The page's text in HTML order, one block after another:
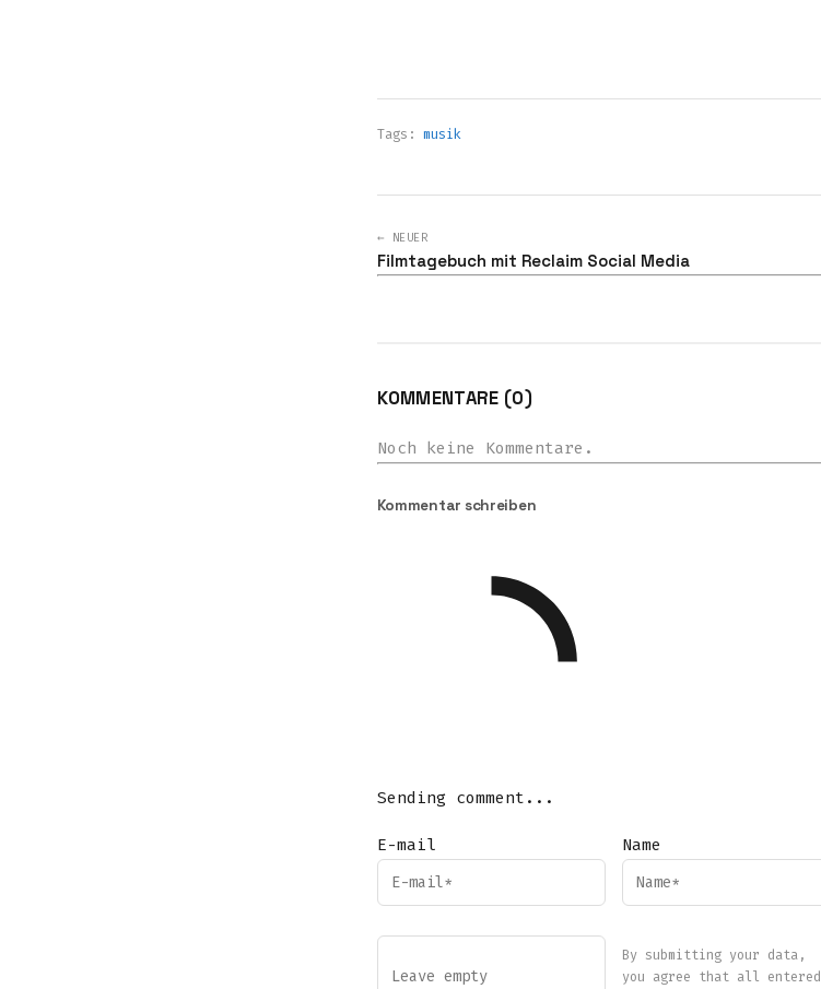
Tags: musik
← NEUER
Filmtagebuch mit Reclaim Social Media
KOMMENTARE (0)
Noch keine Kommentare.
Kommentar schreiben
Sending comment...
E-mail Name
By submitting your data,
you agree that all entered